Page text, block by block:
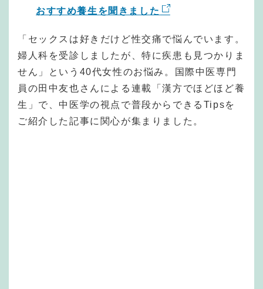
おすすめ養生を聞きました
「セックスは好きだけど性交痛で悩んでいます。
婦人科を受診しましたが、特に疾患も見つかりま
せん」という40代女性のお悩み。国際中医専門
員の田中友也さんによる連載「漢方でほどほど養
生」で、中医学の視点で普段からできるTipsを
ご紹介した記事に関心が集まりました。